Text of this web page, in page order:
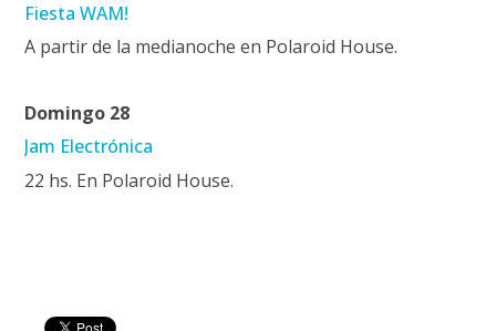
Fiesta WAM!
A partir de la medianoche en Polaroid House.
Domingo 28
Jam Electrónica
22 hs. En Polaroid House.